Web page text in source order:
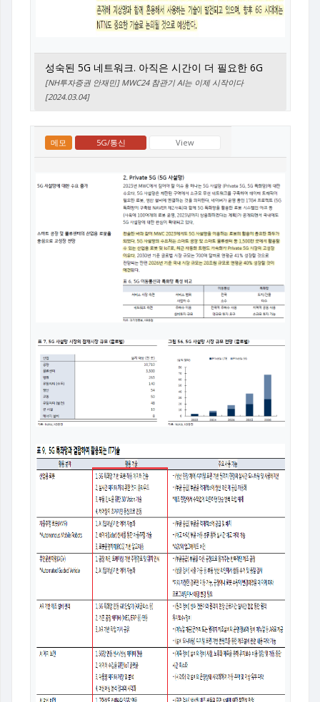
성숙된 5G 네트워크. 아직은 시간이 더 필요한 6G
[NH투자증권 안재민] MWC24 참관기 AI는 이제 시작이다
[2024.03.04]
메모 5G/통신 View